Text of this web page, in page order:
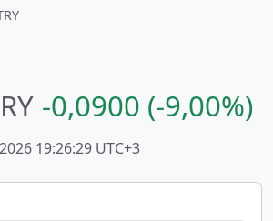
-0,0900 (-9,00%)
19:26:29 UTC+3